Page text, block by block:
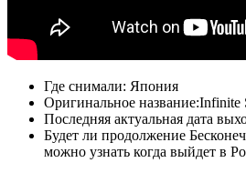
Где снимали: Япония
Оригинальное название:Infinite
Последняя актуальная дата
Будет ли продолжение
можно узнать когда выйдет в